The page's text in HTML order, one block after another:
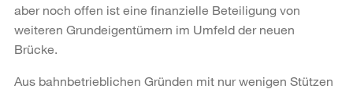
aber noch offen ist eine finanzielle Beteiligung von
weiteren Grundeigentümern im Umfeld der neuen
Brücke.
Aus bahnbetrieblichen Gründen mit nur wenigen Stützen